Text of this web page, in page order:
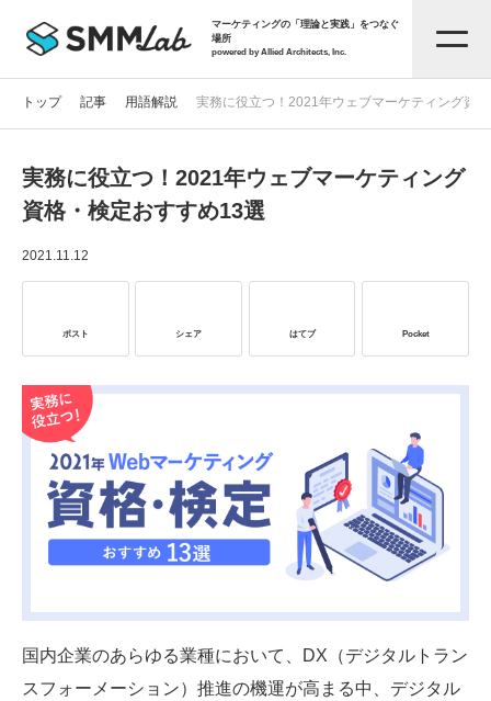
マーケティングの「理論と実践」をつなぐ
場所
powered by Allied Architects, Inc.
記事一覧
お役立ち資料
サービス資料
SMMLabについて
トップ 記事 用語解説 実務に役立つ！2021年ウェブマーケティング資
実務に役立つ！2021年ウェブマーケティング
資格・検定おすすめ13選
2021.11.12
ポスト シェア はてブ Pocket
国内企業のあらゆる業種において、DX（デジタルトラン
スフォーメーション）推進の機運が高まる中、デジタル